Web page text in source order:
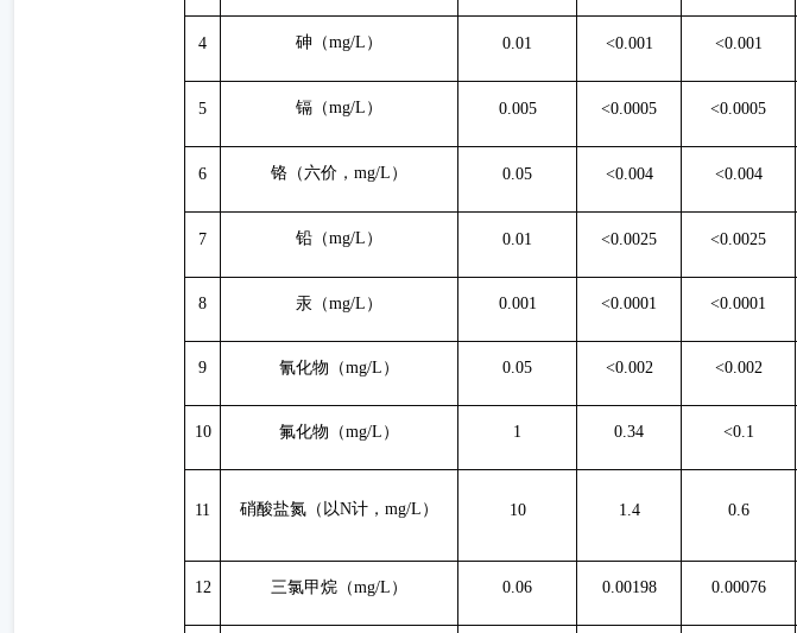
4 砷（mg/L） 0.01 <0.001 <0.001
5 镉（mg/L） 0.005 <0.0005 <0.0005
6 铬（六价， mg/L） 0.05 <0.004 <0.004
7 铅（mg/L） 0.01 <0.0025 <0.0025
8 汞（mg/L） 0.001 <0.0001 <0.0001
9 氰化物（mg/L） 0.05 <0.002 <0.002
10 氟化物（mg/L） 1 0.34 <0.1
11 硝酸盐氮（以N计，mg/L） 10 1.4 0.6
12 三氯甲烷（mg/L） 0.06 0.00198 0.00076